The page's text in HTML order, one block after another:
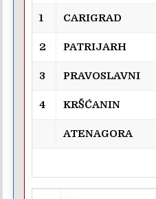
1 CARIGRAD
2 PATRIJARH
3 PRAVOSLAVNI
4 KRŠĆANIN
ATENAGORA